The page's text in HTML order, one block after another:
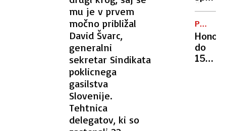
mu je v prvem
močno približal
David Švarc,
generalni
sekretar Sindikata
poklicnega
gasilstva
Slovenije.
Tehtnica
delegatov, ki so
Žrtev
iz
ostala
brez
več
PRIDE
IN
VZAME
VSE
do